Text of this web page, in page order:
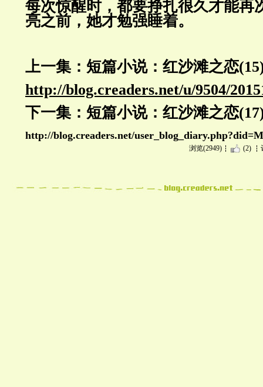
每次惊醒时，都要挣扎很久才能再
亮之前，她才勉强睡着。
上一集：短篇小说：红沙滩之恋
http://blog.creaders.net/u/9504/
下一集：短篇小说：红沙滩之恋
http://blog.creaders.net/
浏览(2949) (2)